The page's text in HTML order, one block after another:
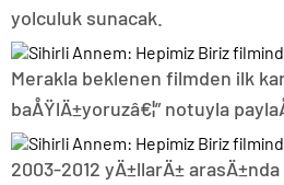
yolculuk sunacak.
Merakla beklenen filmden ilk
baÅŸlÄ±yoruzâ€¦” notuyla
2003-2012 yÄ±llarÄ±